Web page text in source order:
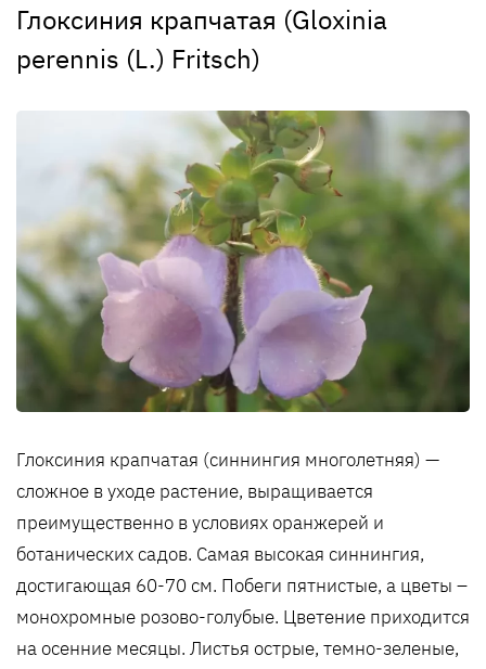
Глоксиния крапчатая (Gloxinia
perennis (L.) Fritsch)
Глоксиния крапчатая (синнингия многолетняя) —
сложное в уходе растение, выращивается
преимущественно в условиях оранжерей и
ботанических садов. Самая высокая синнингия,
достигающая 60-70 см. Побеги пятнистые, а цветы –
монохромные розово-голубые. Цветение приходится
на осенние месяцы. Листья острые, темно-зеленые,